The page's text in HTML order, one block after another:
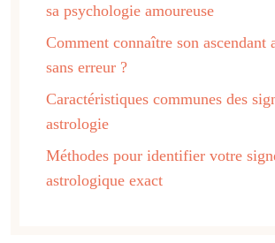
sa psychologie amoureuse
Comment connaître son ascendant
sans erreur ?
Caractéristiques communes des
astrologie
Méthodes pour identifier votre
astrologique exact